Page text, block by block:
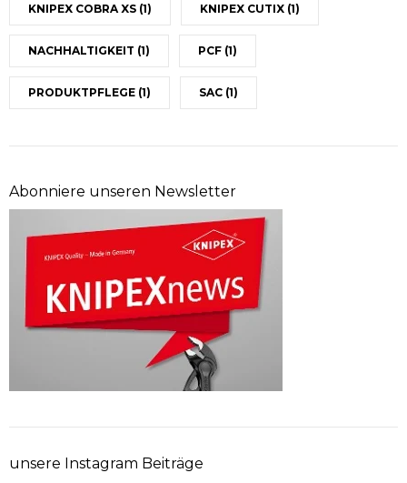
KNIPEX COBRA XS (1) KNIPEX CUTIX (1)
NACHHALTIGKEIT (1) PCF (1)
PRODUKTPFLEGE (1) SAC (1)
Abonniere unseren Newsletter
unsere Instagram Beiträge